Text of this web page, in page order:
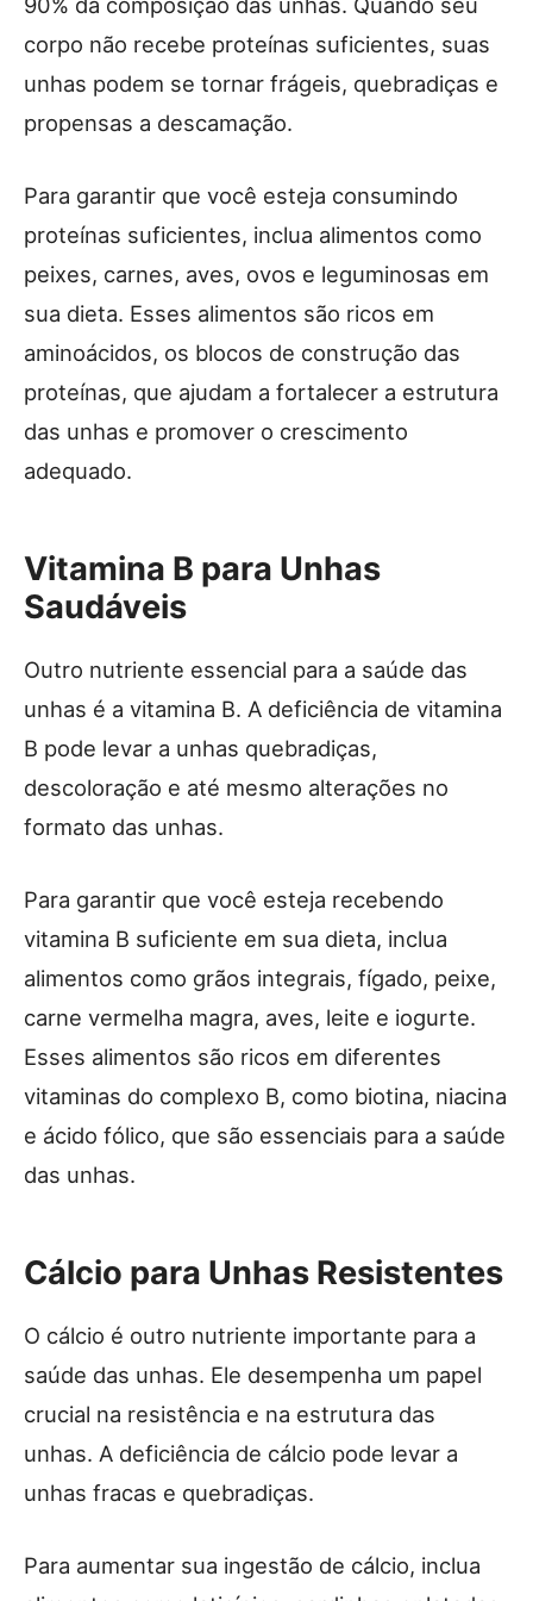
corpo não recebe proteínas suficientes, suas
unhas podem se tornar frágeis, quebradiças e
propensas a descamação.
Para garantir que você esteja consumindo
proteínas suficientes, inclua alimentos como
peixes, carnes, aves, ovos e leguminosas em
sua dieta. Esses alimentos são ricos em
aminoácidos, os blocos de construção das
proteínas, que ajudam a fortalecer a estrutura
das unhas e promover o crescimento
adequado.
Vitamina B para Unhas
Saudáveis
Outro nutriente essencial para a saúde das
unhas é a vitamina B. A deficiência de vitamina
B pode levar a unhas quebradiças,
descoloração e até mesmo alterações no
formato das unhas.
Para garantir que você esteja recebendo
vitamina B suficiente em sua dieta, inclua
alimentos como grãos integrais, fígado, peixe,
carne vermelha magra, aves, leite e iogurte.
Esses alimentos são ricos em diferentes
vitaminas do complexo B, como biotina, niacina
e ácido fólico, que são essenciais para a saúde
das unhas.
Cálcio para Unhas Resistentes
O cálcio é outro nutriente importante para a
saúde das unhas. Ele desempenha um papel
crucial na resistência e na estrutura das
unhas. A deficiência de cálcio pode levar a
unhas fracas e quebradiças.
Para aumentar sua ingestão de cálcio, inclua